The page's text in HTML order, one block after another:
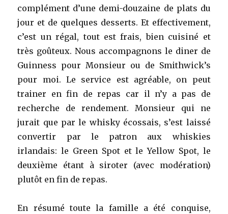
complément d’une demi-douzaine de plats du
jour et de quelques desserts. Et effectivement,
c’est un régal, tout est frais, bien cuisiné et
très goûteux. Nous accompagnons le diner de
Guinness pour Monsieur ou de Smithwick’s
pour moi. Le service est agréable, on peut
trainer en fin de repas car il n’y a pas de
recherche de rendement. Monsieur qui ne
jurait que par le whisky écossais, s’est laissé
convertir par le patron aux whiskies
irlandais: le Green Spot et le Yellow Spot, le
deuxième étant à siroter (avec modération)
plutôt en fin de repas.
En résumé toute la famille a été conquise,